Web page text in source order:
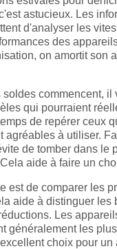
astucieux. Les
d'analyser les
des
on amortit son
commencent, il
qui pourraient
de repérer ceux
agréables à utiliser.
de tomber dans le
aide à faire un
est de comparer les
aide à distinguer les
Les
généralement les
choix pour un